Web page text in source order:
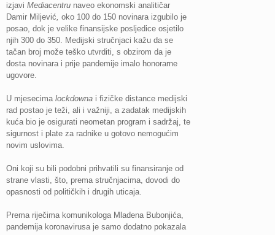
izjavi Mediacentru naveo ekonomski analitičar
Damir Miljević, oko 100 do 150 novinara izgubilo je
posao, dok je velike finansijske posljedice osjetilo
njih 300 do 350. Medijski stručnjaci kažu da se
tačan broj može teško utvrditi, s obzirom da je
dosta novinara i prije pandemije imalo honorarne
ugovore.
U mjesecima lockdowna i fizičke distance medijski
rad postao je teži, ali i važniji, a zadatak medijskih
kuća bio je osigurati neometan program i sadržaj, te
sigurnost i plate za radnike u gotovo nemogućim
novim uslovima.
Oni koji su bili podobni prihvatili su finansiranje od
strane vlasti, što, prema stručnjacima, dovodi do
opasnosti od političkih i drugih uticaja.
Prema riječima komunikologa Mladena Bubonjića,
pandemija koronavirusa je samo dodatno pokazala